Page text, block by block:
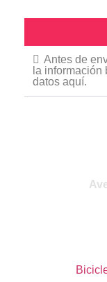
Antes de
la información
datos aquí.